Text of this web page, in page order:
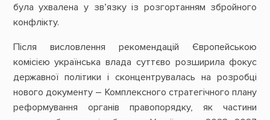
була ухвалена у звʼязку із розгортанням збройного
конфлікту.
Після висловлення рекомендацій Європейською
комісією українська влада суттєво розширила фокус
державної політики і сконцентрувалась на розробці
нового документу – Комплексного стратегічного плану
реформування органів правопорядку, як частини